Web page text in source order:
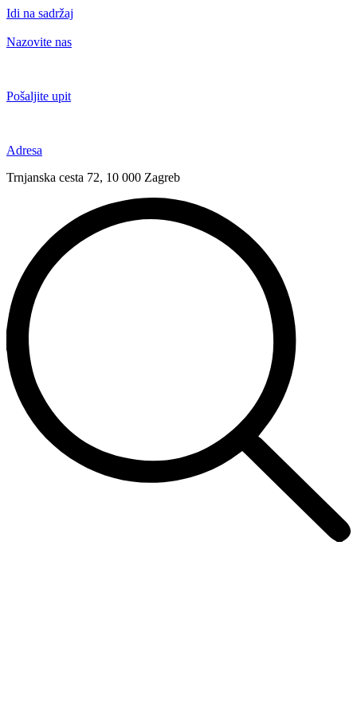
Idi na sadržaj
Nazovite nas
Pošaljite upit
Adresa
Trnjanska cesta 72, 10 000 Zagreb